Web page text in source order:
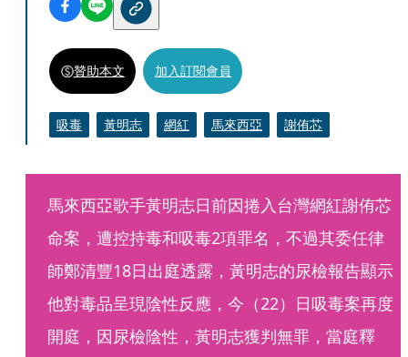
贊助本文 加入訂閱會員
吸毒 黃明志 網紅 馬來西亞 謝侑芯
馬來西亞歌手黃明志日前因捲入台灣網紅謝侑芯
命案，遭控持毒和吸毒2項罪名，不過其委任律
師鄭清豐18日出庭透露，黃明志的尿檢報告顯示
他對毒品呈現陰性反應，今（22）日吸毒案再度
開庭，因尿檢陰性，黃明志獲判無罪，當庭釋